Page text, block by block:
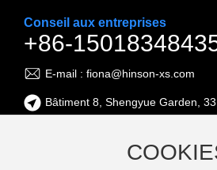
Conseil aux entreprises
+86-
E-mail : fiona@hinson-xs.com
Bâtiment 8, Shengyue Garden,
Xingtan Town, district de Shunde,
(Parc industriel de machines de